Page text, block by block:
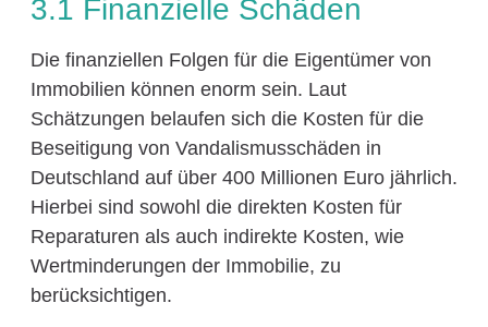
3.1 Finanzielle Schäden
Die finanziellen Folgen für die Eigentümer von
Immobilien können enorm sein. Laut
Schätzungen belaufen sich die Kosten für die
Beseitigung von Vandalismusschäden in
Deutschland auf über 400 Millionen Euro jährlich.
Hierbei sind sowohl die direkten Kosten für
Reparaturen als auch indirekte Kosten, wie
Wertminderungen der Immobilie, zu
berücksichtigen.